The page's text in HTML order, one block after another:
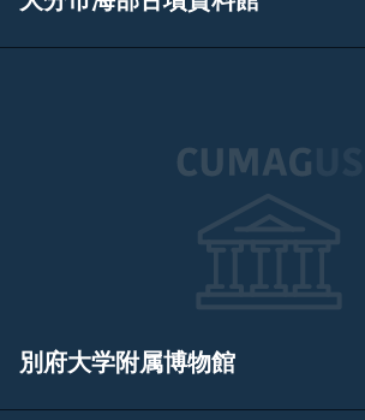
別府大学附属博物館